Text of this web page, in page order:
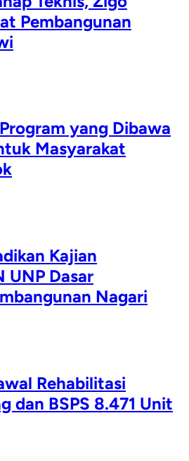
Pembangunan
yang Dibawa
Masyarakat
Kajian
UNP Dasar
Nagari
Rehabilitasi
dan BSPS 8.471 Unit